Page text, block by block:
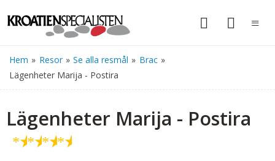
Hem » Resor » Se alla resmål » Brac »
Lägenheter Marija - Postira
Lägenheter Marija - Postira
★★★★